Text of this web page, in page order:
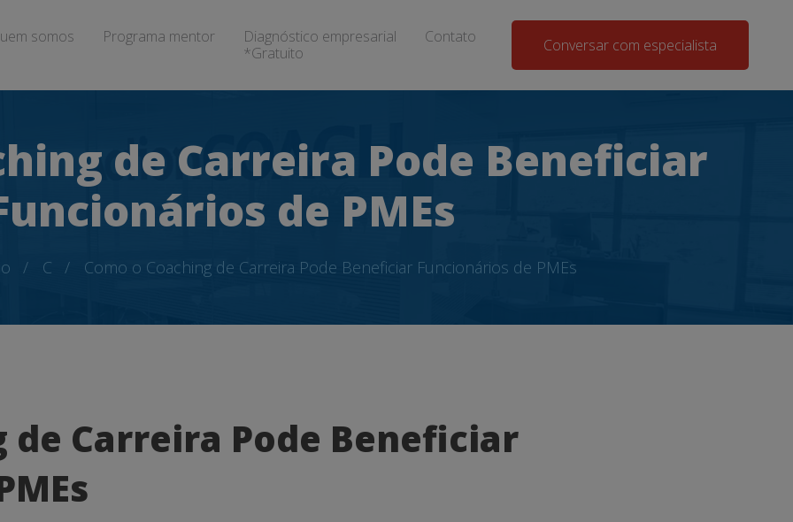
somos Programa mentor
Diagnóstico empresarial
*Gratuito
Contato Conversar com especialista
de Carreira Pode Beneficiar
de PMEs
C Como o Coaching de Carreira Pode Beneficiar Funcionários de PMEs
de Carreira Pode Beneficiar